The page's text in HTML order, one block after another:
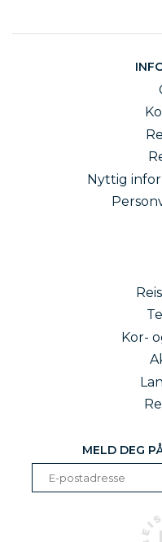
Nyttig
Kor-
MELD DEG